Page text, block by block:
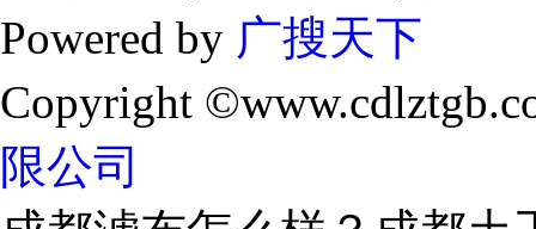
Powered by 广搜天下
Copyright
限公司